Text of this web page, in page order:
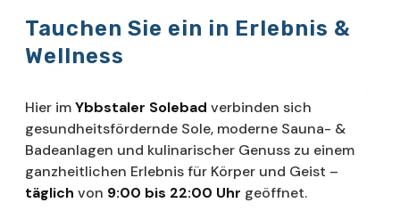
Tauchen Sie ein in Erlebnis &
Wellness
Hier imYbbstaler Solebad verbinden sich
gesundheitsfördernde Sole, moderne Sauna- &
Badeanlagen und kulinarischer Genuss zu einem
ganzheitlichen Erlebnis für Körper und Geist –
täglich von 9:00 bis 22:00 Uhr geöffnet.